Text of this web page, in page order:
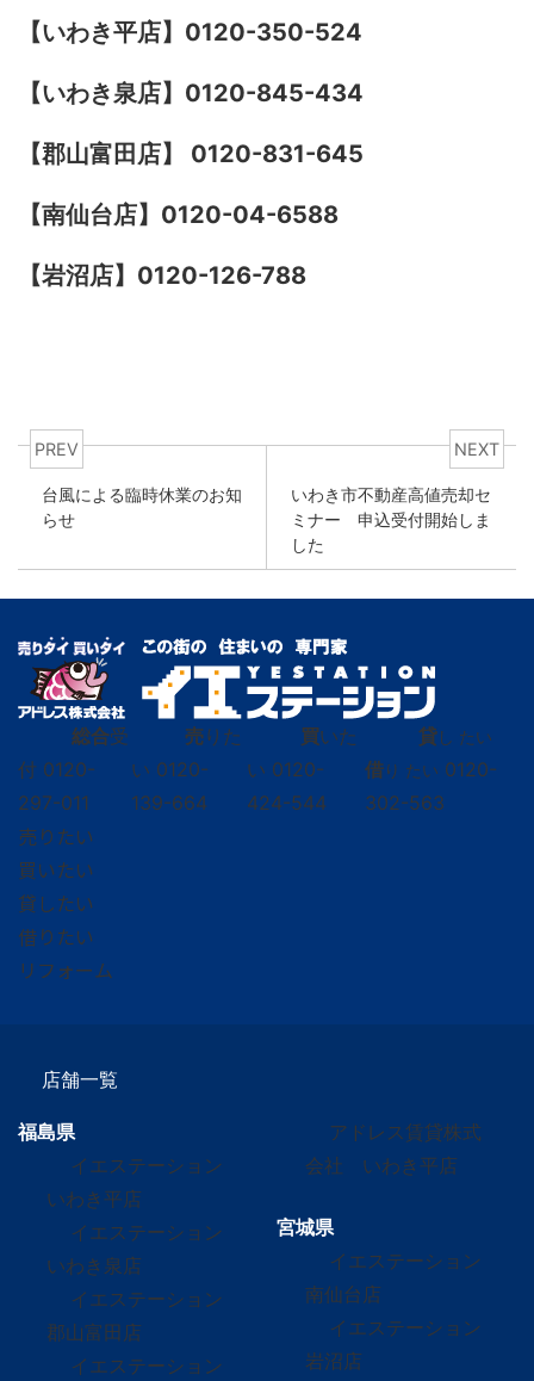
【いわき平店】0120-350-524
【いわき泉店】0120-845-434
【郡山富田店】 0120-831-645
【南仙台店】0120-04-6588
【岩沼店】0120-126-788
PREV
台風による臨時休業のお知
らせ
NEXT
いわき市不動産高値売却セ
ミナー 申込受付開始しま
した
総合受
付 0120-
297-011
売りた
い 0120-
139-664
買いた
い 0120-
424-544
貸し たい
借り たい 0120-
302-563
売りたい
買いたい
貸したい
借りたい
リフォーム
店舗一覧
福島県
イエステーション
いわき平店
イエステーション
いわき泉店
イエステーション
郡山富田店
イエステーション
アドレス賃貸株式
会社 いわき平店
宮城県
イエステーション
南仙台店
イエステーション
岩沼店